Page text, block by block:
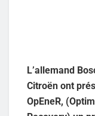
L’allemand
Citroën ont
OpEneR,